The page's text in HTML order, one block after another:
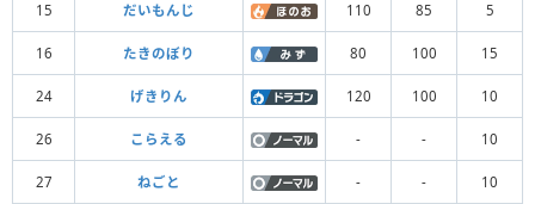
15 だいもんじ 110 85 5
16 たきのぼり 80 100 15
24 げきりん 120 100 10
26 こらえる - - 10
27 ねごと - - 10